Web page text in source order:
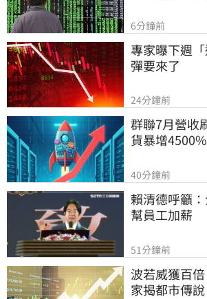
6分鐘前
專家曝下週
彈要來了
24分鐘前
群聯7月營收
貨暴增4500%
40分鐘前
賴清德呼籲
幫員工加薪
51分鐘前
波若威獲百
家揭都市傳說